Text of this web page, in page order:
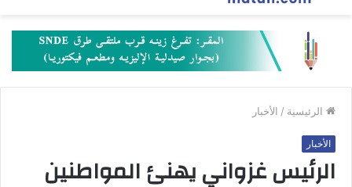
الرئيسية / الأخبار
الأخبار
الرئيس غزواني يهنئ المواطنين